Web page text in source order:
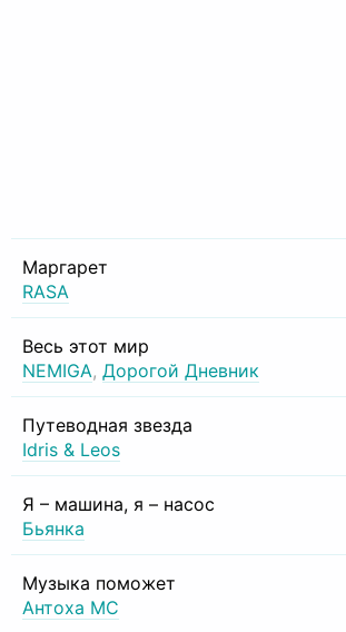
Маргарет
RASA
Весь этот мир
NEMIGA, Дорогой Дневник
Путеводная звезда
Idris & Leos
Я – машина, я – насос
Бьянка
Музыка поможет
Антоха МС